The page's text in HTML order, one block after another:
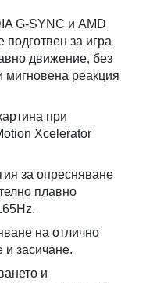
G-SYNC и AMD
за игра
движение, без
мигновена реакция
при
Xcelerator
за опресняване
плавно
на отлично
и засичане.
и